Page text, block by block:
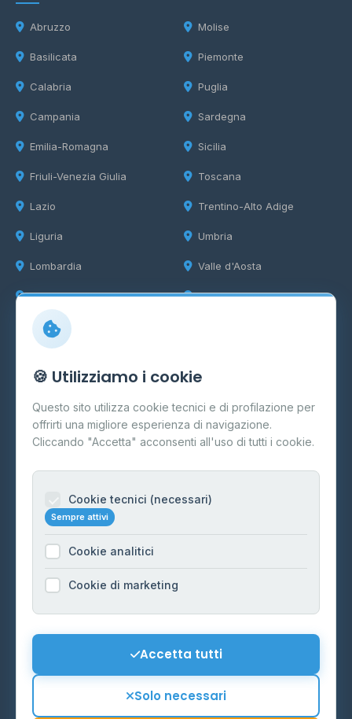
Abruzzo
Basilicata
Calabria
Campania
Emilia-Romagna
Friuli-Venezia Giulia
Lazio
Liguria
Lombardia
Marche
Molise
Piemonte
Puglia
Sardegna
Sicilia
Toscana
Trentino-Alto Adige
Umbria
Valle d'Aosta
Veneto
Info
Cos'è il GPL
FAQ
Contatti
Informazioni legali
Cookie Policy
Preferenze Cookie
Mappa del sito
🍪 Utilizziamo i cookie
Questo sito utilizza cookie tecnici e di profilazione per
offrirti una migliore esperienza di navigazione.
Cliccando "Accetta" acconsenti all'uso di tutti i cookie.
Cookie tecnici (necessari)
Sempre attivi
Cookie analitici
Cookie di marketing
Accetta tutti
Solo necessari